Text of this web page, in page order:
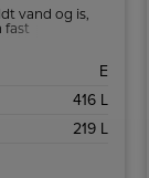
vand og is,
fast
E
416 L
219 L